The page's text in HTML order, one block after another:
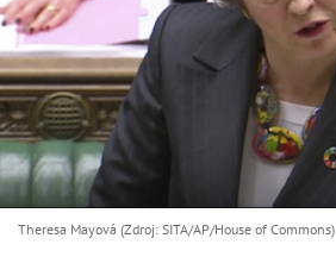
Theresa Mayová (Zdroj: SITA/AP/House of Commons)